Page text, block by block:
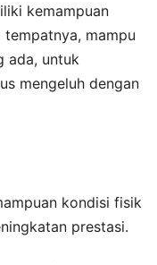
kemampuan
mampu
ada, untuk
mengeluh dengan
kondisi fisik
prestasi.